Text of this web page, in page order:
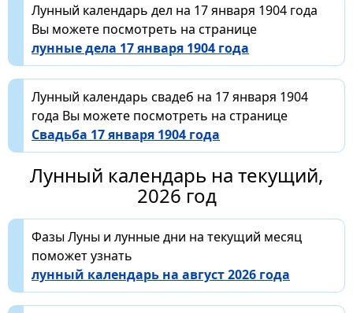
Лунный календарь дел на 17 января 1904 года
Вы можете посмотреть на странице
лунные дела 17 января 1904 года
Лунный календарь свадеб на 17 января 1904
года Вы можете посмотреть на странице
Свадьба 17 января 1904 года
Лунный календарь на текущий,
2026 год
Фазы Луны и лунные дни на текущий месяц
поможет узнать
лунный календарь на август 2026 года